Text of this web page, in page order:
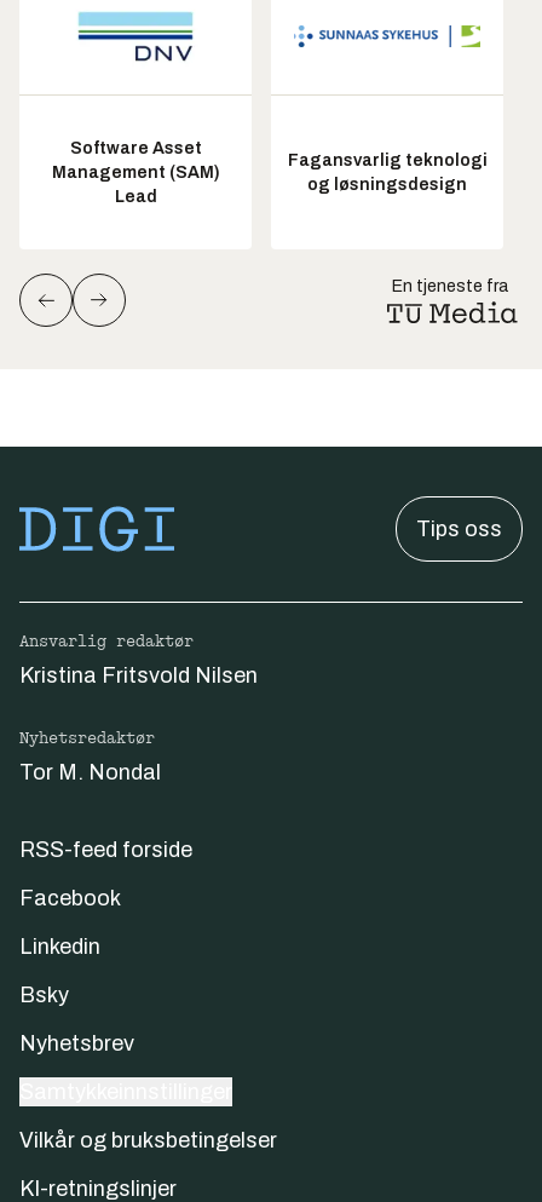
Software Asset
Management (SAM)
Lead
Fagansvarlig teknologi
og løsningsdesign
En tjeneste fra
Tips oss
Ansvarlig redaktør
Kristina Fritsvold Nilsen
Nyhetsredaktør
Tor M. Nondal
RSS-feed forside
Facebook
Linkedin
Bsky
Nyhetsbrev
Vilkår og bruksbetingelser
KI-retningslinjer